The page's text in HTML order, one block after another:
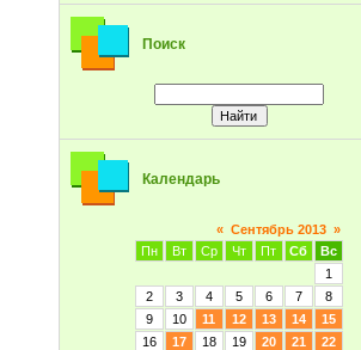
Поиск
Календарь
« Сентябрь 2013 »
Пн
Вт Ср Чт Пт Сб
Вс
1
2
3 4 5 6 7
8
9
10 11 12 13 14
15
16
17 18 19 20 21
22